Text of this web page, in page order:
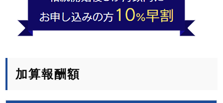
加算報酬額